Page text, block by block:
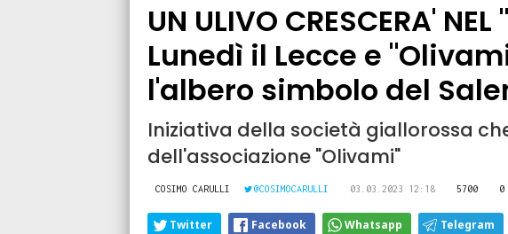
UN ULIVO CRESCERA' NEL
Lunedì il Lecce e
l'albero simbolo del
Iniziativa della società giallorossa
dell'associazione "Olivami"
COSIMO CARULLI @COSIMOCARULLI 03.03.2023 12:18 5700 0
Twitter Facebook Whatsapp Telegram